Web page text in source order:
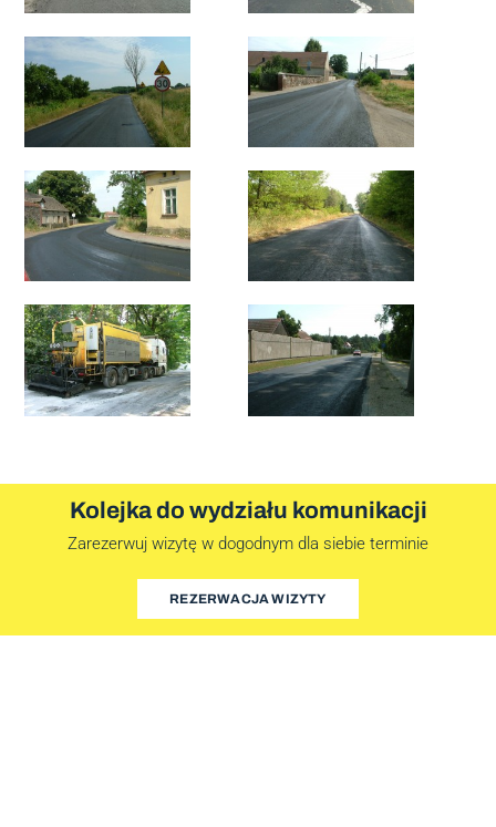
Kolejka do wydziału komunikacji
Zarezerwuj wizytę w dogodnym dla siebie terminie
REZERWACJA WIZYTY